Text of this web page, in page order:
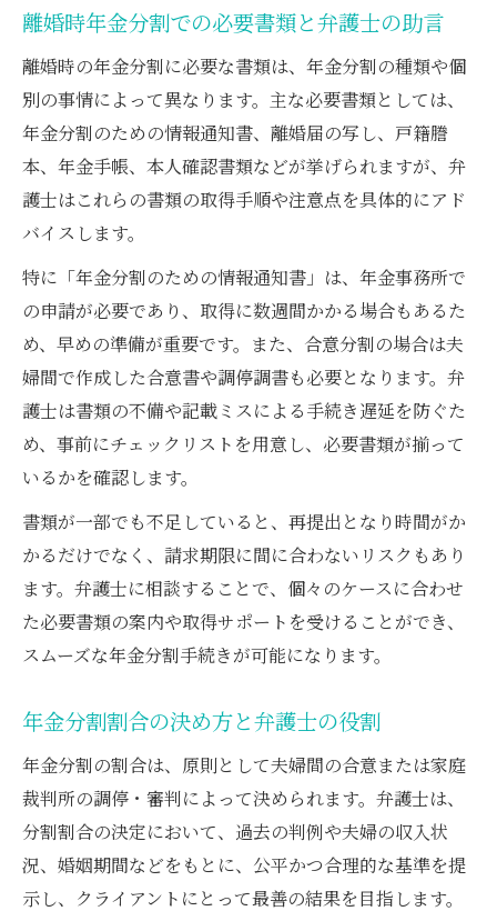
離婚時年金分割での必要書類と弁護士の助言
離婚時の年金分割に必要な書類は、年金分割の種類や個
別の事情によって異なります。主な必要書類としては、
年金分割のための情報通知書、離婚届の写し、戸籍謄
本、年金手帳、本人確認書類などが挙げられますが、弁
護士はこれらの書類の取得手順や注意点を具体的にアド
バイスします。
特に「年金分割のための情報通知書」は、年金事務所で
の申請が必要であり、取得に数週間かかる場合もあるた
め、早めの準備が重要です。また、合意分割の場合は夫
婦間で作成した合意書や調停調書も必要となります。弁
護士は書類の不備や記載ミスによる手続き遅延を防ぐた
め、事前にチェックリストを用意し、必要書類が揃って
いるかを確認します。
書類が一部でも不足していると、再提出となり時間がか
かるだけでなく、請求期限に間に合わないリスクもあり
ます。弁護士に相談することで、個々のケースに合わせ
た必要書類の案内や取得サポートを受けることができ、
スムーズな年金分割手続きが可能になります。
年金分割割合の決め方と弁護士の役割
年金分割の割合は、原則として夫婦間の合意または家庭
裁判所の調停・審判によって決められます。弁護士は、
分割割合の決定において、過去の判例や夫婦の収入状
況、婚姻期間などをもとに、公平かつ合理的な基準を提
示し、クライアントにとって最善の結果を目指します。